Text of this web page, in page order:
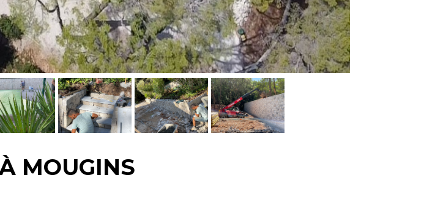
MOUGINS